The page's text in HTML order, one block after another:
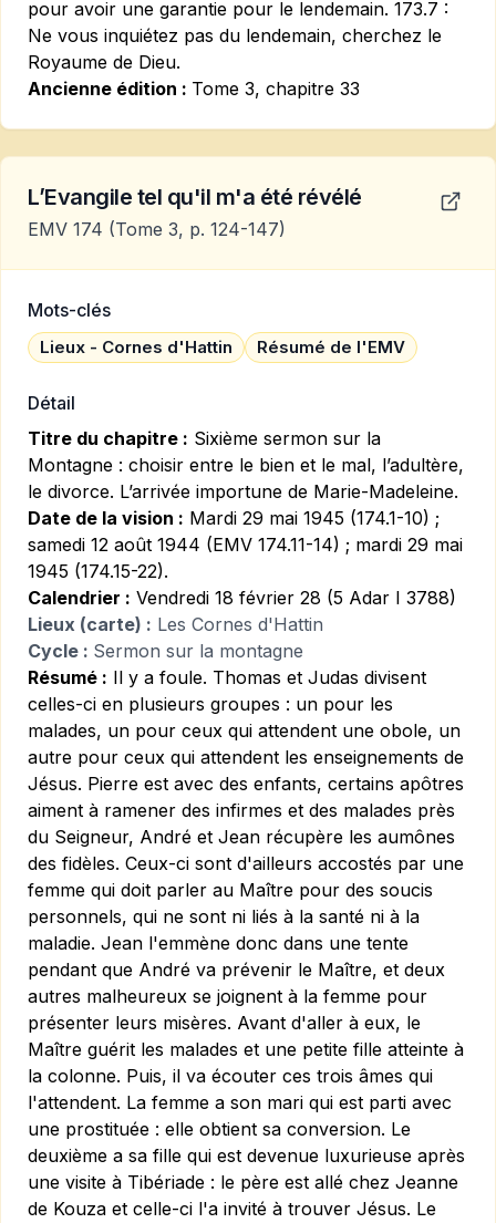
pour avoir une garantie pour le lendemain. 173.7 :
Ne vous inquiétez pas du lendemain, cherchez le
Royaume de Dieu.
Ancienne édition : Tome 3, chapitre 33
L’Evangile tel qu'il m'a été révélé
EMV 174 (Tome 3, p. 124-147)
Mots-clés
Lieux - Cornes d'Hattin Résumé de l'EMV
Détail
Titre du chapitre : Sixième sermon sur la
Montagne : choisir entre le bien et le mal, l’adultère,
le divorce. L’arrivée importune de Marie-Madeleine.
Date de la vision : Mardi 29 mai 1945 (174.1-10) ;
samedi 12 août 1944 (EMV 174.11-14) ; mardi 29 mai
1945 (174.15-22).
Calendrier : Vendredi 18 février 28 (5 Adar I 3788)
Lieux (carte) : Les Cornes d'Hattin
Cycle : Sermon sur la montagne
Résumé : Il y a foule. Thomas et Judas divisent
celles-ci en plusieurs groupes : un pour les
malades, un pour ceux qui attendent une obole, un
autre pour ceux qui attendent les enseignements de
Jésus. Pierre est avec des enfants, certains apôtres
aiment à ramener des infirmes et des malades près
du Seigneur, André et Jean récupère les aumônes
des fidèles. Ceux-ci sont d'ailleurs accostés par une
femme qui doit parler au Maître pour des soucis
personnels, qui ne sont ni liés à la santé ni à la
maladie. Jean l'emmène donc dans une tente
pendant que André va prévenir le Maître, et deux
autres malheureux se joignent à la femme pour
présenter leurs misères. Avant d'aller à eux, le
Maître guérit les malades et une petite fille atteinte à
la colonne. Puis, il va écouter ces trois âmes qui
l'attendent. La femme a son mari qui est parti avec
une prostituée : elle obtient sa conversion. Le
deuxième a sa fille qui est devenue luxurieuse après
une visite à Tibériade : le père est allé chez Jeanne
de Kouza et celle-ci l'a invité à trouver Jésus. Le